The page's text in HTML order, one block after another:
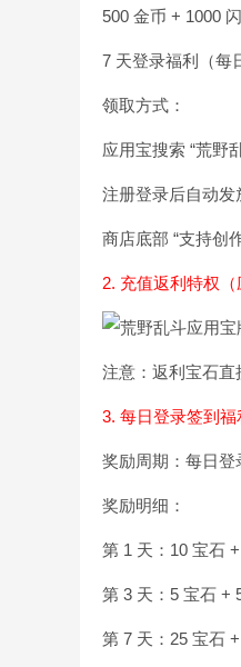
500 金币 + 1000
7 天登录福利（每
领取方式：
应用宝搜索 “荒野
注册登录后自动发
商店底部 “支持创
2. 充值返利特权（
注意：返利宝石
3. 每日登录签到福
奖励周期：每日
奖励明细：
第 1 天：10 宝石
第 3 天：5 宝石 +
第 7 天：25 宝石